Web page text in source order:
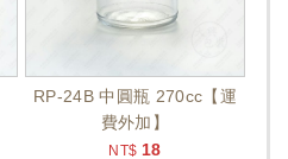
RP-24B 中圓瓶 270cc【運
費外加】
NT$ 18